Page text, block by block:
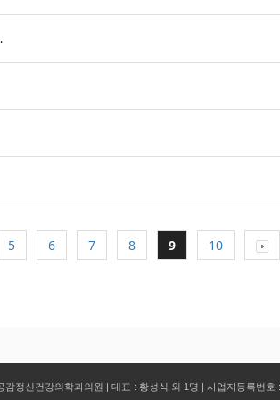
5 6 7 8 9 10
감정신건강의학과의원 | 대표 : 황성식 외 1명 | 사업자등록번